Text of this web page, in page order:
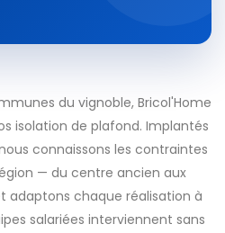
du vignoble, Bricol'Home
isolation de plafond. Implantés
connaissons les contraintes
— du centre ancien aux
adaptons chaque réalisation à
salariées interviennent sans